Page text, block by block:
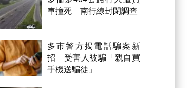
車撞死 南行線封閉調查
多市警方揭電話騙案新
招 受害人被騙「親自買
手機送騙徒」